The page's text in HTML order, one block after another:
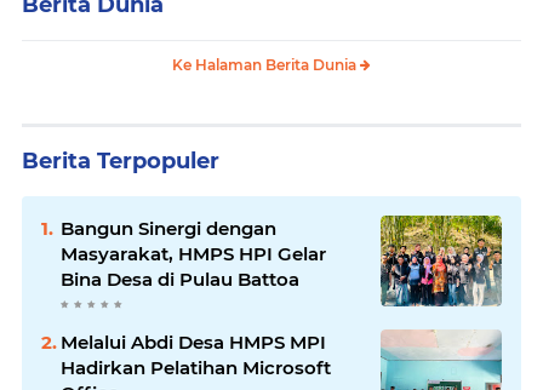
Ke Halaman Berita Dunia
Berita Terpopuler
Bangun Sinergi dengan
Masyarakat, HMPS HPI Gelar
Bina Desa di Pulau Battoa
Melalui Abdi Desa HMPS MPI
Hadirkan Pelatihan Microsoft